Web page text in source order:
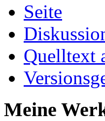
Seite
Quelltext
Meine